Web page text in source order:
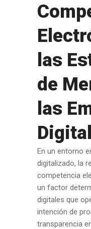
las
de
las
En un entorno
digitalizado, la
competencia
un factor
digitales que
intención de
transparencia